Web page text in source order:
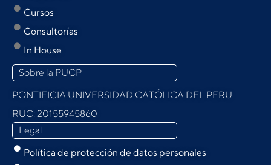
Cursos
Consultorías
In House
Sobre la PUCP
PONTIFICIA UNIVERSIDAD CATÓLICA DEL PERU
RUC: 20155945860
Legal
Política de protección de datos personales